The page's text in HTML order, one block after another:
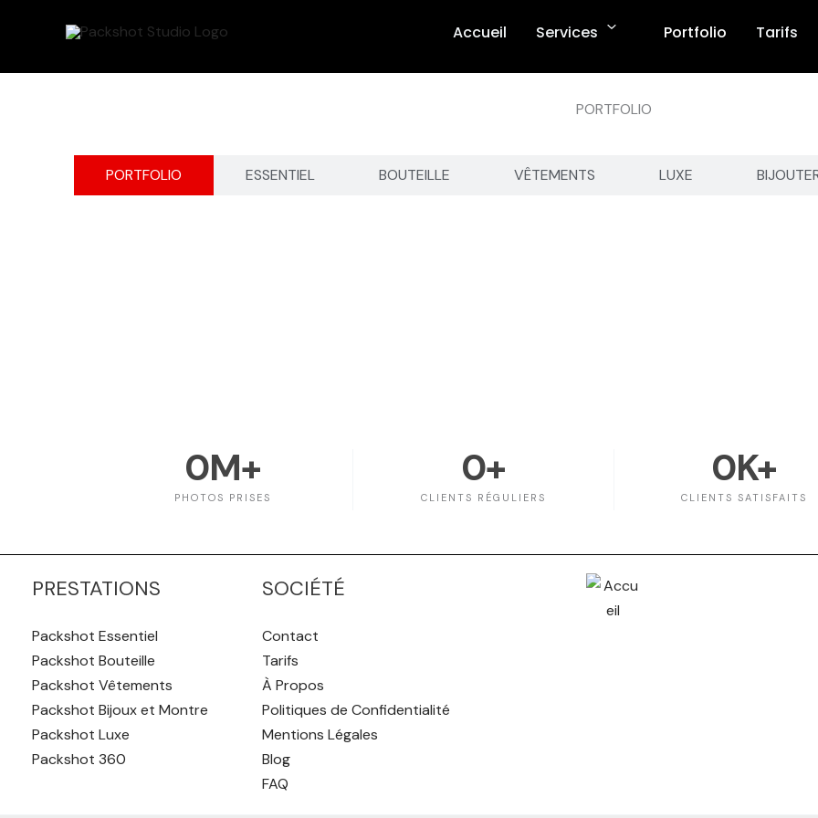
Accueil Services Portfolio Tarifs
PORTFOLIO
PORTFOLIO ESSENTIEL BOUTEILLE VÊTEMENTS LUXE
PHOTOS PRISES
0M+
CLIENTS RÉGULIERS
0+
CLIENTS SATISFAITS
0K+
PRESTATIONS
Packshot Essentiel
Packshot Bouteille
Packshot Vêtements
Packshot Bijoux et Montre
Packshot Luxe
Packshot 360
SOCIÉTÉ
Contact
Tarifs
À Propos
Politiques de Confidentialité
Mentions Légales
Blog
FAQ